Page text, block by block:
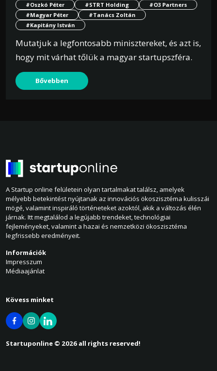
#Oszkó Péter
#STRT Holding
#O3 Partners
#Magyar Péter
#Tanács Zoltán
#Kapitány István
Mutatjuk a legfontosabb minisztereket, és azt is,
hogy mit várhat tőlük a magyar startupszféra.
Bővebben
A Startup online felületein olyan tartalmakat találsz, amelyek
mélyebb betekintést nyújtanak az innovációs ökoszisztéma kulisszái
mögé, valamint inspiráló történeteket azoktól, akik a változás élén
járnak. Itt megtalálod a legújabb trendeket, technológiai
fejleményeket, valamint a hazai és nemzetközi ökoszisztéma
legfrissebb eredményeit.
Információk
Impresszum
Médiaajánlat
Kövess minket
Startuponline © 2026 all rights reserved!